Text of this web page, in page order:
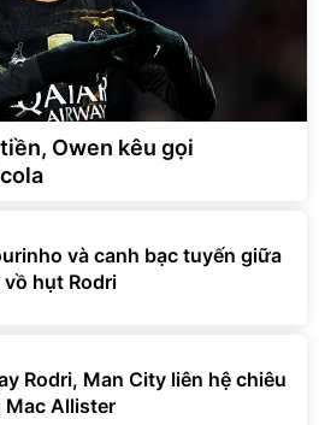
Owen kêu gọi
và canh bạc tuyến giữa
vồ hụt Rodri
Rodri, Man City liên hệ chiêu
Mac Allister